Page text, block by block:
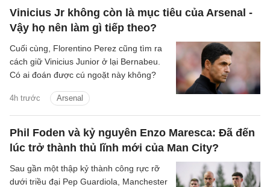
Vinicius Jr không còn là mục tiêu của Arsenal -
Vậy họ nên làm gì tiếp theo?
4h trước Arsenal
Cuối cùng, Florentino Perez cũng tìm ra
cách giữ Vinicius Junior ở lại Bernabeu.
Có ai đoán được cú ngoặt này không?
Phil Foden và kỷ nguyên Enzo Maresca: Đã đến
lúc trở thành thủ lĩnh mới của Man City?
Sau gần một thập kỷ thành công rực rỡ
dưới triều đại Pep Guardiola, Manchester